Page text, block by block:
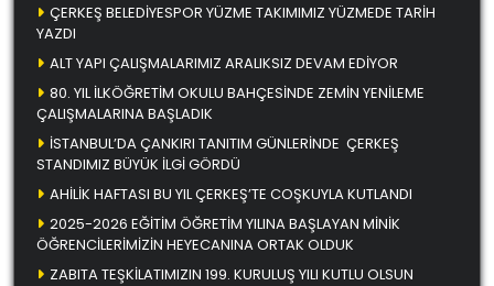
ÇERKEŞ BELEDİYESPOR YÜZME TAKIMIMIZ YÜZMEDE TARİH
YAZDI
ALT YAPI ÇALIŞMALARIMIZ ARALIKSIZ DEVAM EDİYOR
80. YIL İLKÖĞRETİM OKULU BAHÇESİNDE ZEMİN YENİLEME
ÇALIŞMALARINA BAŞLADIK
İSTANBUL’DA ÇANKIRI TANITIM GÜNLERİNDE ÇERKEŞ
STANDIMIZ BÜYÜK İLGİ GÖRDÜ
AHİLİK HAFTASI BU YIL ÇERKEŞ’TE COŞKUYLA KUTLANDI
2025-2026 EĞİTİM ÖĞRETİM YILINA BAŞLAYAN MİNİK
ÖĞRENCİLERİMİZİN HEYECANINA ORTAK OLDUK
ZABITA TEŞKİLATIMIZIN 199. KURULUŞ YILI KUTLU OLSUN